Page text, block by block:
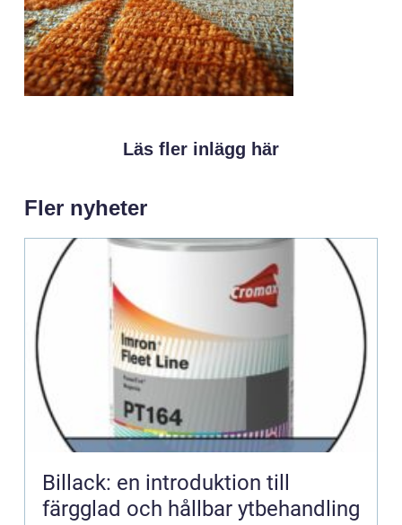
Läs fler inlägg här
Fler nyheter
Billack: en introduktion till
färgglad och hållbar ytbehandling